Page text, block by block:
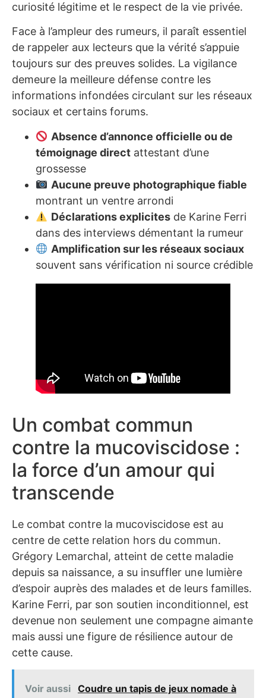
curiosité légitime et le respect de la vie privée.
Face à l’ampleur des rumeurs, il paraît essentiel
de rappeler aux lecteurs que la vérité s’appuie
toujours sur des preuves solides. La vigilance
demeure la meilleure défense contre les
informations infondées circulant sur les réseaux
sociaux et certains forums.
Absence d’annonce officielle ou de
témoignage direct attestant d’une
grossesse
Aucune preuve photographique fiable
montrant un ventre arrondi
Déclarations explicitesde Karine Ferri
dans des interviews démentant la rumeur
Amplification sur les réseaux sociaux
souvent sans vérification ni source crédible
Un combat commun
contre la mucoviscidose :
la force d’un amour qui
transcende
Le combat contre la mucoviscidose est au
centre de cette relation hors du commun.
Grégory Lemarchal, atteint de cette maladie
depuis sa naissance, a su insuffler une lumière
d’espoir auprès des malades et de leurs familles.
Karine Ferri, par son soutien inconditionnel, est
devenue non seulement une compagne aimante
mais aussi une figure de résilience autour de
cette cause.
Voir aussi Coudre un tapis de jeux nomade à